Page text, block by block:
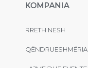
KOMPANIA
RRETH NESH
QËNDRUESHMËRIA